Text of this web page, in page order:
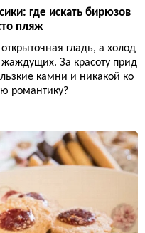
где искать бирюзов
пляж
гладь, а холод
За красоту прид
камни и никакой ко
романтику?